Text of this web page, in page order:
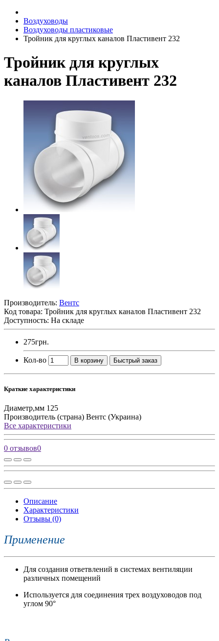
Воздуховоды
Воздуховоды пластиковые
Тройник для круглых каналов Пластивент 232
Тройник для круглых
каналов Пластивент 232
Производитель: Вентс
Код товара: Тройник для круглых каналов Пластивент 232
Доступность: На складе
275грн.
Кол-во В корзину Быстрый заказ
Краткие характеристики
Диаметр,мм 125
Производитель (страна) Вентс (Украина)
Все характеристики
0 отзывов0
Описание
Характеристики
Отзывы (0)
Применение
Для создания ответвлений в системах вентиляции
различных помещений
Используется для соединения трех воздуховодов под
углом 90°